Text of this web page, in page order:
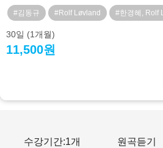
#김동규 #Rolf Løvland #한경혜, Rolf
30일 (1개월)
11,500원
수강기간:1개
원곡듣기